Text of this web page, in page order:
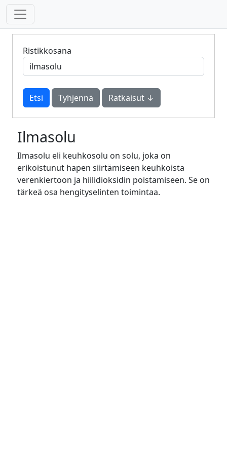
Ristikkosana
Tyhjennä Ratkaisut ↓
Ilmasolu
Ilmasolu eli keuhkosolu on solu, joka on
erikoistunut hapen siirtämiseen keuhkoista
verenkiertoon ja hiilidioksidin poistamiseen. Se on
tärkeä osa hengityselinten toimintaa.